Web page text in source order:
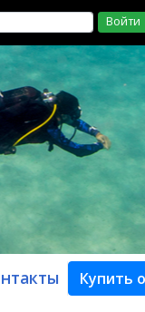
Войти
Купить